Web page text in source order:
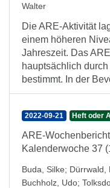
Walter
Die ARE-Aktivität
einem höheren
Jahreszeit. Das
hauptsächlich
bestimmt. In der
2022-09-21 Heft oder
ARE-
Kalenderwoche 37
Buda, Silke; Dürrwald,
Buchholz, Udo;